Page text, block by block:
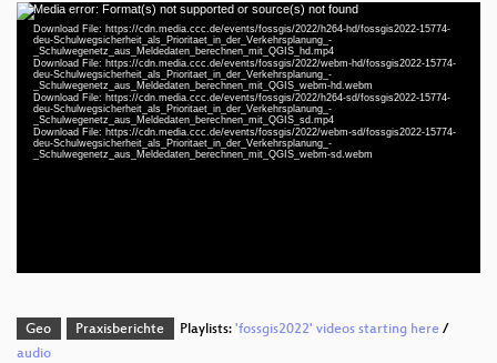
Video
Player
Media error: Format(s) not supported or source(s) not found
Download File: https://cdn.media.ccc.de/events/fossgis/2022/h264-hd/fossgis2022-15774-
deu-Schulwegsicherheit_als_Prioritaet_in_der_Verkehrsplanung_-
_Schulwegenetz_aus_Meldedaten_berechnen_mit_QGIS_hd.mp4
Download File: https://cdn.media.ccc.de/events/fossgis/2022/webm-hd/fossgis2022-15774-
deu-Schulwegsicherheit_als_Prioritaet_in_der_Verkehrsplanung_-
_Schulwegenetz_aus_Meldedaten_berechnen_mit_QGIS_webm-hd.webm
Download File: https://cdn.media.ccc.de/events/fossgis/2022/h264-sd/fossgis2022-15774-
deu-Schulwegsicherheit_als_Prioritaet_in_der_Verkehrsplanung_-
_Schulwegenetz_aus_Meldedaten_berechnen_mit_QGIS_sd.mp4
Download File: https://cdn.media.ccc.de/events/fossgis/2022/webm-sd/fossgis2022-15774-
deu-Schulwegsicherheit_als_Prioritaet_in_der_Verkehrsplanung_-
_Schulwegenetz_aus_Meldedaten_berechnen_mit_QGIS_webm-sd.webm
deu 1080p (mp4)
deu 1080p (webm)
Geo Praxisberichte Playlists: 'fossgis2022' videos starting here/
audio